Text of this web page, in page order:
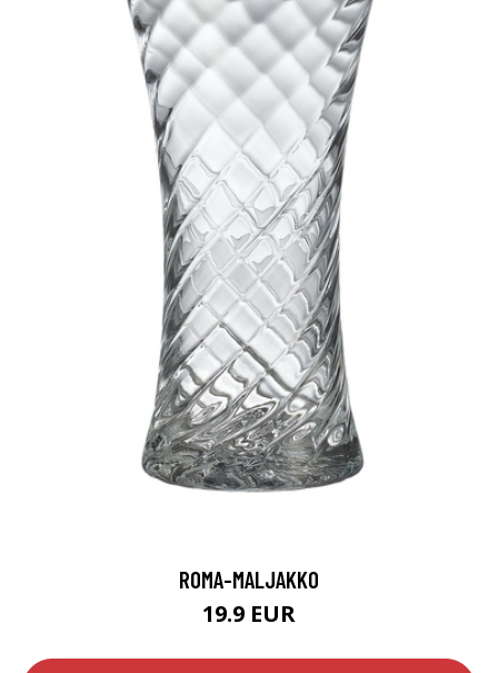
ROMA-MALJAKKO
19.9 EUR